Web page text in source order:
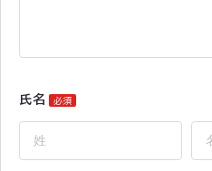
氏名 必須